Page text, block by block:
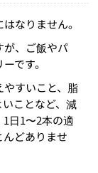
なりません。
が、ご飯やパ
です。
やすいこと、脂
ことなど、減
日1〜2本の適
どありませ